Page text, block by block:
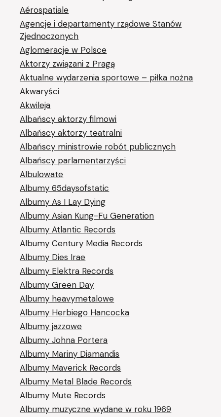
Aérospatiale
Agencje i departamenty rządowe Stanów
Zjednoczonych
Aglomeracje w Polsce
Aktorzy związani z Pragą
Aktualne wydarzenia sportowe – piłka nożna
Akwaryści
Akwileja
Albańscy aktorzy filmowi
Albańscy aktorzy teatralni
Albańscy ministrowie robót publicznych
Albańscy parlamentarzyści
Albulowate
Albumy 65daysofstatic
Albumy As I Lay Dying
Albumy Asian Kung-Fu Generation
Albumy Atlantic Records
Albumy Century Media Records
Albumy Dies Irae
Albumy Elektra Records
Albumy Green Day
Albumy heavymetalowe
Albumy Herbiego Hancocka
Albumy jazzowe
Albumy Johna Portera
Albumy Mariny Diamandis
Albumy Maverick Records
Albumy Metal Blade Records
Albumy Mute Records
Albumy muzyczne wydane w roku 1969